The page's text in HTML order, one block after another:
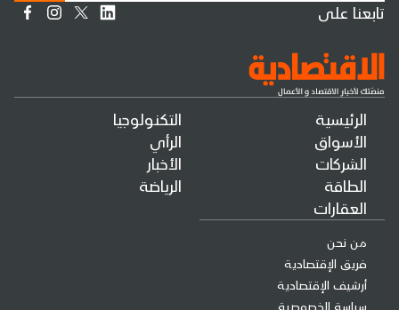
الرئيسية
الأسواق
الشركات
الطاقة
العقارات
التكنولوجيا
الرأي
الأخبار
الرياضة
من نحن
فريق الإقتصادية
أرشيف الإقتصادية
سياسة الخصوصية
تابعنا على